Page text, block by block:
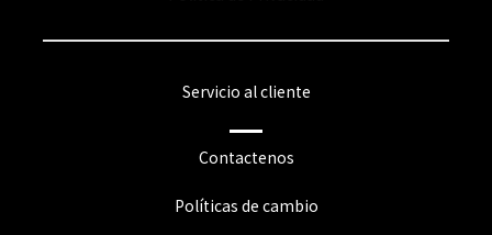
Servicio al cliente
Contactenos
Políticas de cambio